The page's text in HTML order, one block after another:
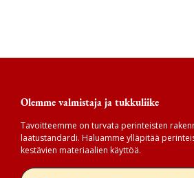
Olemme valmistaja ja tukkuliike
Tavoitteemme on turvata perinteisten
laatustandardi. Haluamme ylläpitää
kestävien materiaalien käyttöä.